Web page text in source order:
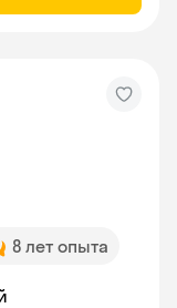
8 лет опыта